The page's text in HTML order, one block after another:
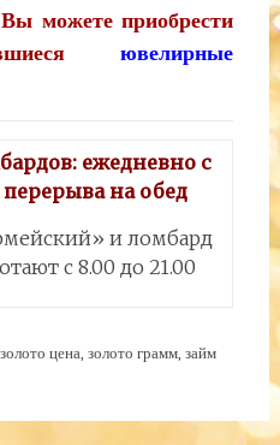
можете приобрести
ювелирные
ежедневно с
перерыва на обед
и ломбард
с 8.00 до 21.00
цена, золото грамм, займ